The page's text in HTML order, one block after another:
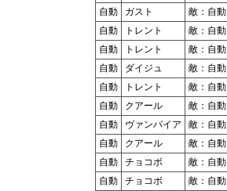
自動
ガスト 敵：自動
自動
トレント 敵：自動
自動
トレント 敵：自動
自動
ダイジュ 敵：自動
自動
トレント 敵：自動
自動
クアール 敵：自動
自動
ヴァンパイア 敵：自動
自動
クアール 敵：自動
自動
チョコボ 敵：自動
自動
チョコボ 敵：自動